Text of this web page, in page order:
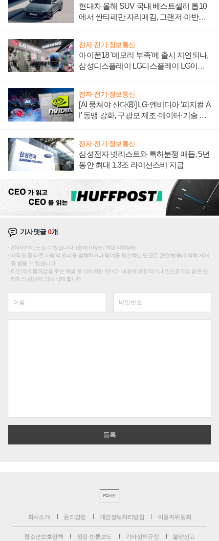
현대차 올해 SUV 국내 베스트셀러 톱10
에서 싼타페만 자리매김, 그랜저·아반떼
전자·전기·정보통신
아이폰18 '메모리 부족'에 출시 지연되나,
삼성디스플레이 LG디스플레이 LG이노
전자·전기·정보통신
[AI 뭉쳐야 산다⑧] LG·엔비디아 '피지컬 A
I' 동맹 강화, 구광모 제조·데이터·기술 결
전자·전기·정보통신
삼성전자 넷리스트와 특허분쟁 매듭, 5년
동안 최대 1.3조 라이선스비 지급
기사댓글0개
200자까지 쓰실 수 있습니다. (현재 0 byte / 최대 400byte)
저작권 등 다른 사람의 권리를 침해하거나 명예를 훼손하는 댓글은 관련 법률에 의해 제재
를 받을 수 있습니다.
타인에게 불쾌감을 주는 욕설 등 비하하는 단어가 내용에 포함되거나 인신공격성 글은 관
리자의 판단에 의해 삭제 합니다.
PC버전
회사소개 윤리강령 개인정보처리방침 이용자위원회
청소년보호정책 정정·반론보도 기사심의규정 불편신고